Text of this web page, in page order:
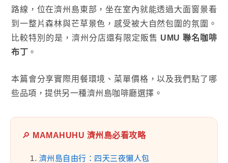
路線，位在濟州島東部，坐在室內就能透過大面窗景看
到一整片森林與芒草景色，感受被大自然包圍的氛圍。
比較特別的是，濟州分店還有限定販售 UMU 聯名咖啡
布丁 。
本篇會分享實際用餐環境、菜單價格，以及我們點了哪
些品項，提供另一種濟州島咖啡廳選擇。
🔎 MAMAHUHU 濟州島必看攻略
1. 濟州島自由行：四天三夜懶人包